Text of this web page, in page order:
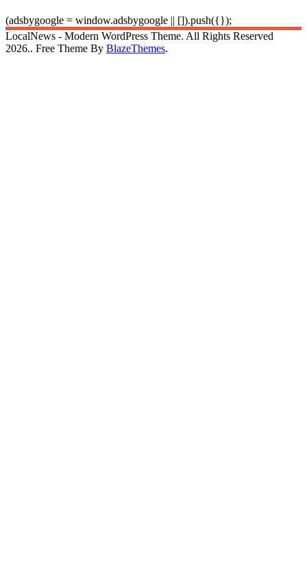
(adsbygoogle = window.adsbygoogle || []).push({});
LocalNews - Modern WordPress Theme. All Rights Reserved
2026.. Free Theme By BlazeThemes.